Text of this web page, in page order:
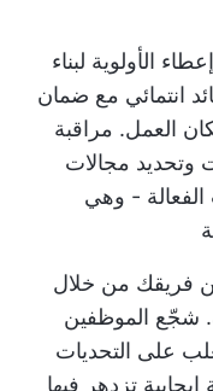
إعطاء الأولوية لبناء
انتمائي مع ضمان
العمل. مراقبة
وتحديد مجالات
الفعالة - وهي
فريقك من خلال
شجّع الموظفين
على التحديات
تزدهر فيها